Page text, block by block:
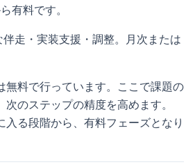
有料です。
伴走・実装支援・調整。月次または
無料で行っています。ここで課題の
のステップの精度を高めます。
入る段階から、有料フェーズとなり